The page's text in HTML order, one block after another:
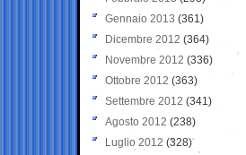
Gennaio 2013 (361)
Dicembre 2012 (364)
Novembre 2012 (336)
Ottobre 2012 (363)
Settembre 2012 (341)
Agosto 2012 (238)
Luglio 2012 (328)